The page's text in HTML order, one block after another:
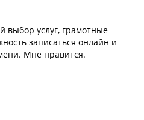
выбор услуг, грамотные
записаться онлайн и
Мне нравится.